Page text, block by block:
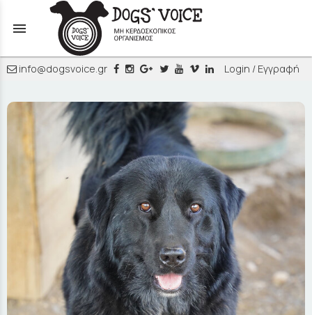
menu
info@dogsvoice.gr Login / Εγγραφή